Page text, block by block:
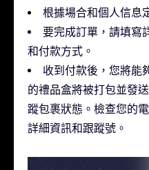
根據場合和個人信息
要完成訂單，請填寫
和付款方式。
收到付款後，您將能
的禮品盒將被打包並發
蹤包裹狀態。檢查您的
詳細資訊和跟蹤號。